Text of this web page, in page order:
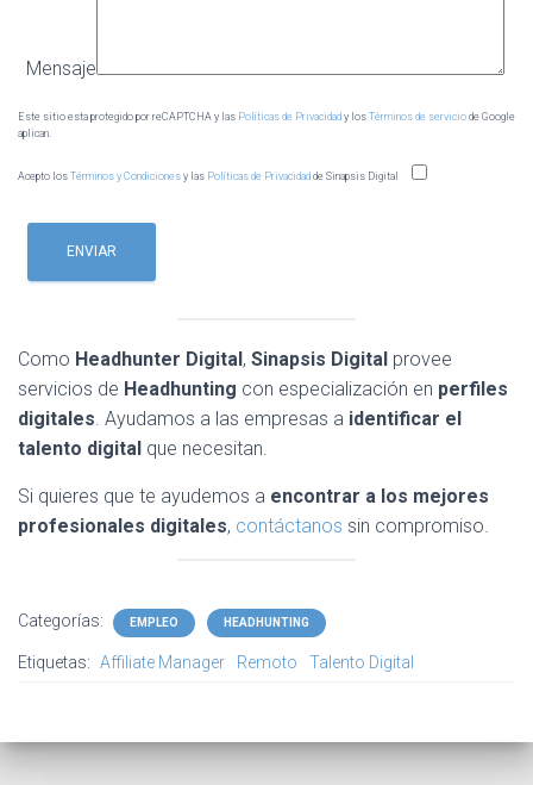
Mensaje
Este sitio esta protegido por reCAPTCHA y las Políticas de Privacidad y los Términos de servicio de Google
aplican.
Acepto los Términos y Condiciones y las Políticas de Privacidad de Sinapsis Digital
Como Headhunter Digital , Sinapsis Digital provee
servicios de Headhunting con especialización en perfiles
digitales. Ayudamos a las empresas a identificar el
talento digital que necesitan.
Si quieres que te ayudemos a encontrar a los mejores
profesionales digitales, contáctanos sin compromiso.
Categorías: EMPLEO HEADHUNTING
Etiquetas: Affiliate Manager Remoto Talento Digital